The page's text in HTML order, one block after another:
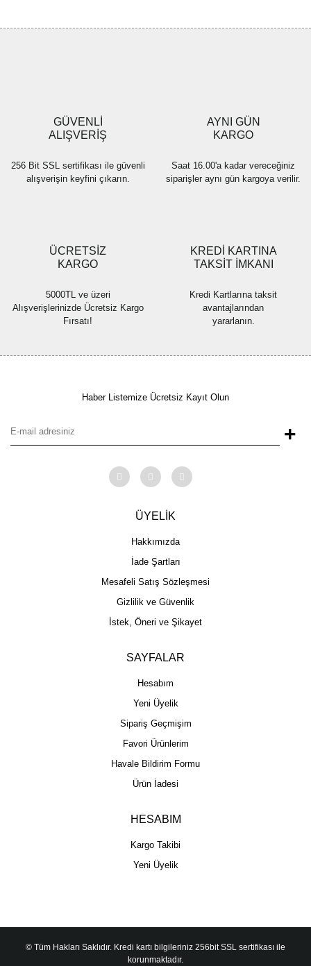
Ürün fiyatı diğer sitelerden daha pahalı.
Bu ürüne benzer farklı alternatifler olmalı.
GÜVENLİ
ALIŞVERİŞ
256 Bit SSL sertifikası ile güvenli
alışverişin keyfini çıkarın.
AYNI GÜN
KARGO
Saat 16.00'a kadar vereceğiniz
siparişler aynı gün kargoya verilir.
ÜCRETSİZ
KARGO
5000TL ve üzeri
Alışverişlerinizde Ücretsiz Kargo
Fırsatı!
KREDİ KARTINA
TAKSİT İMKANI
Kredi Kartlarına taksit
avantajlarından
yararlanın.
Haber Listemize Ücretsiz Kayıt Olun
+
ÜYELİK
Hakkımızda
İade Şartları
Mesafeli Satış Sözleşmesi
Gizlilik ve Güvenlik
İstek, Öneri ve Şikayet
SAYFALAR
Hesabım
Yeni Üyelik
Sipariş Geçmişim
Favori Ürünlerim
Havale Bildirim Formu
Ürün İadesi
HESABIM
Kargo Takibi
Yeni Üyelik
© Tüm Hakları Saklıdır. Kredi kartı bilgileriniz 256bit SSL sertifikası ile
korunmaktadır.